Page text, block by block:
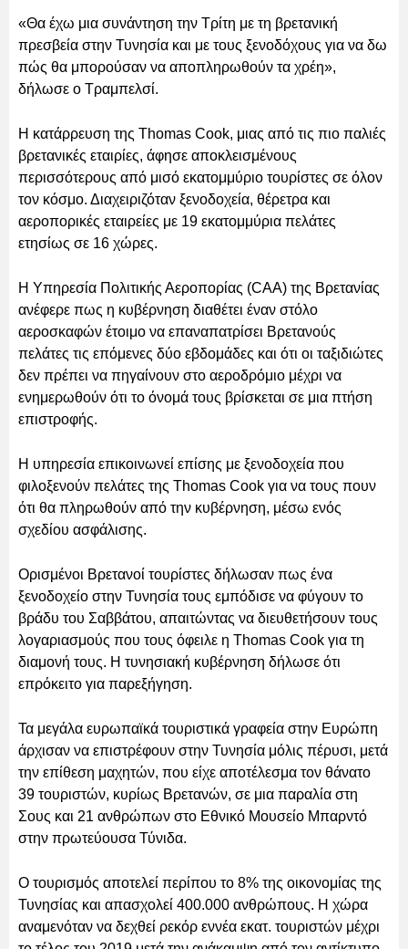
«Θα έχω μια συνάντηση την Τρίτη με τη βρετανική
πρεσβεία στην Τυνησία και με τους ξενοδόχους για να δω
πώς θα μπορούσαν να αποπληρωθούν τα χρέη»,
δήλωσε ο Τραμπελσί.
Η κατάρρευση της Thomas Cook, μιας από τις πιο παλιές
βρετανικές εταιρίες, άφησε αποκλεισμένους
περισσότερους από μισό εκατομμύριο τουρίστες σε όλον
τον κόσμο. Διαχειριζόταν ξενοδοχεία, θέρετρα και
αεροπορικές εταιρείες με 19 εκατομμύρια πελάτες
ετησίως σε 16 χώρες.
Η Υπηρεσία Πολιτικής Αεροπορίας (CAA) της Βρετανίας
ανέφερε πως η κυβέρνηση διαθέτει έναν στόλο
αεροσκαφών έτοιμο να επαναπατρίσει Βρετανούς
πελάτες τις επόμενες δύο εβδομάδες και ότι οι ταξιδιώτες
δεν πρέπει να πηγαίνουν στο αεροδρόμιο μέχρι να
ενημερωθούν ότι το όνομά τους βρίσκεται σε μια πτήση
επιστροφής.
Η υπηρεσία επικοινωνεί επίσης με ξενοδοχεία που
φιλοξενούν πελάτες της Thomas Cook για να τους πουν
ότι θα πληρωθούν από την κυβέρνηση, μέσω ενός
σχεδίου ασφάλισης.
Ορισμένοι Βρετανοί τουρίστες δήλωσαν πως ένα
ξενοδοχείο στην Τυνησία τους εμπόδισε να φύγουν το
βράδυ του Σαββάτου, απαιτώντας να διευθετήσουν τους
λογαριασμούς που τους όφειλε η Thomas Cook για τη
διαμονή τους. Η τυνησιακή κυβέρνηση δήλωσε ότι
επρόκειτο για παρεξήγηση.
Τα μεγάλα ευρωπαϊκά τουριστικά γραφεία στην Ευρώπη
άρχισαν να επιστρέφουν στην Τυνησία μόλις πέρυσι, μετά
την επίθεση μαχητών, που είχε αποτέλεσμα τον θάνατο
39 τουριστών, κυρίως Βρετανών, σε μια παραλία στη
Σους και 21 ανθρώπων στο Εθνικό Μουσείο Μπαρντό
στην πρωτεύουσα Τύνιδα.
Ο τουρισμός αποτελεί περίπου το 8% της οικονομίας της
Τυνησίας και απασχολεί 400.000 ανθρώπους. Η χώρα
αναμενόταν να δεχθεί ρεκόρ εννέα εκατ. τουριστών μέχρι